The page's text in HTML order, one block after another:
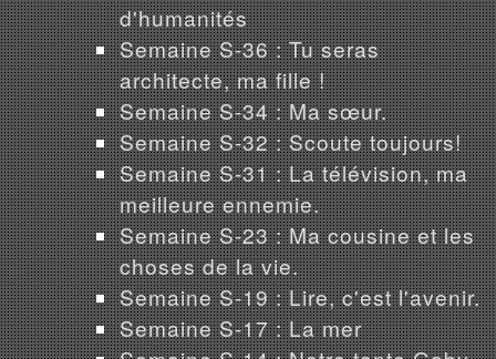
d'humanités
Semaine S-36 : Tu seras
architecte, ma fille !
Semaine S-34 : Ma sœur.
Semaine S-32 : Scoute toujours!
Semaine S-31 : La télévision, ma
meilleure ennemie.
Semaine S-23 : Ma cousine et les
choses de la vie.
Semaine S-19 : Lire, c'est l'avenir.
Semaine S-17 : La mer